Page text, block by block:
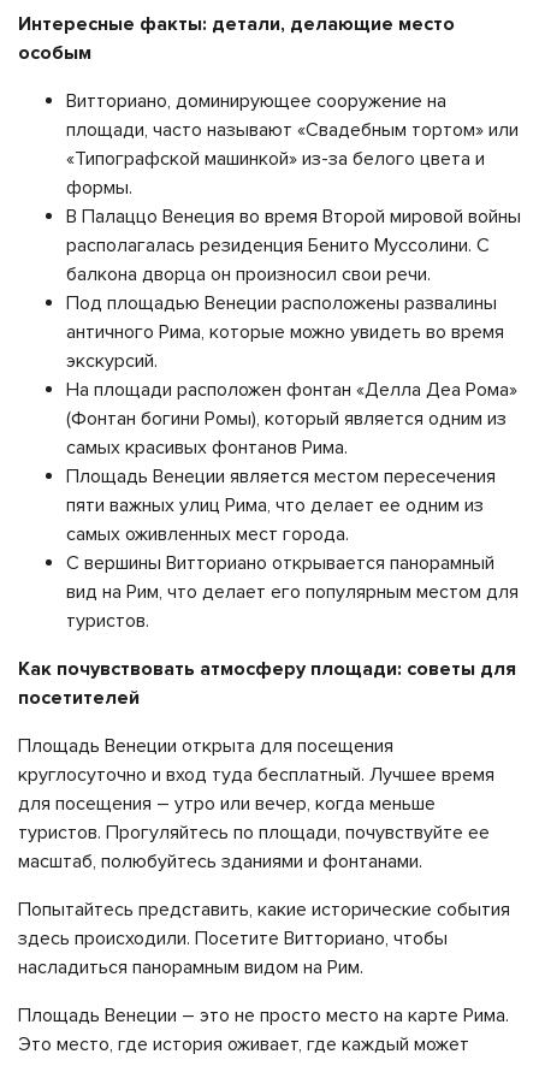
Интересные факты: детали, делающие место
особым
Витториано, доминирующее сооружение на
площади, часто называют «Свадебным тортом» или
«Типографской машинкой» из-за белого цвета и
формы.
В Палаццо Венеция во время Второй мировой войны
располагалась резиденция Бенито Муссолини. С
балкона дворца он произносил свои речи.
Под площадью Венеции расположены развалины
античного Рима, которые можно увидеть во время
экскурсий.
На площади расположен фонтан «Делла Деа Рома»
(Фонтан богини Ромы), который является одним из
самых красивых фонтанов Рима.
Площадь Венеции является местом пересечения
пяти важных улиц Рима, что делает ее одним из
самых оживленных мест города.
С вершины Витториано открывается панорамный
вид на Рим, что делает его популярным местом для
туристов.
Как почувствовать атмосферу площади: советы для
посетителей
Площадь Венеции открыта для посещения
круглосуточно и вход туда бесплатный. Лучшее время
для посещения – утро или вечер, когда меньше
туристов. Прогуляйтесь по площади, почувствуйте ее
масштаб, полюбуйтесь зданиями и фонтанами.
Попытайтесь представить, какие исторические события
здесь происходили. Посетите Витториано, чтобы
насладиться панорамным видом на Рим.
Площадь Венеции – это не просто место на карте Рима.
Это место, где история оживает, где каждый может